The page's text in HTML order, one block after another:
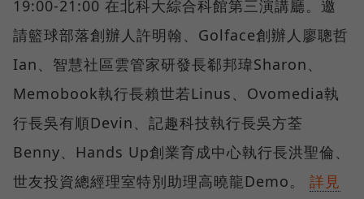
19:00-21:00 在北科大綜合科館第三演講廳。邀
請籃球部落創辦人許明翰、Golface創辦人廖聰哲
Ian、智慧社區雲管家研發長郗邦瑋Sharon、
Memobook執行長賴世若Linus、Ovomedia執
行長吳有順Devin、記趣科技執行長吳方荃
Benny、Hands Up創業育成中心執行長洪聖倫、
世友投資總經理室特別助理高曉龍Demo。 詳見